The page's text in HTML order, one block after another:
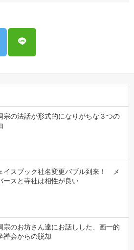
宗の法話が形式的になりがちな３つの
イスブック社名変更バブル到来！ メ
ースと寺社は相性が良い
宗のお坊さん達にお話しした、画一的
禅会からの脱却